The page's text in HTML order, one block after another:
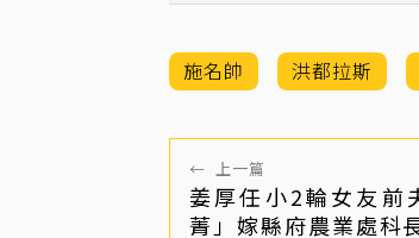
施名帥 洪都拉斯
← 上一篇
姜厚任小2輪女友前
菁」嫁縣府農業處